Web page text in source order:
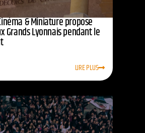
& Miniature propose
Grands Lyonnais pendant le
LIRE PLUS